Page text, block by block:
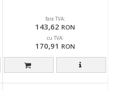
fara TVA:
143,62 RON
cu TVA:
170,91 RON